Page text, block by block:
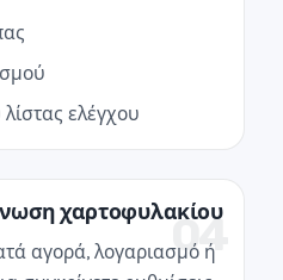
ελέγχου
04
χαρτοφυλακίου
αγορά, λογαριασμό ή